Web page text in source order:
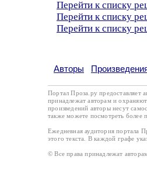
Перейти к списку
Перейти к списку
Перейти к списку
Авторы
Портал Проза.ру предоставляет
принадлежат авторам и
произведений авторы несут
также можете посмотреть более
Ежедневная аудитория портала
этого текста. В каждой графе
© Все права принадлежат